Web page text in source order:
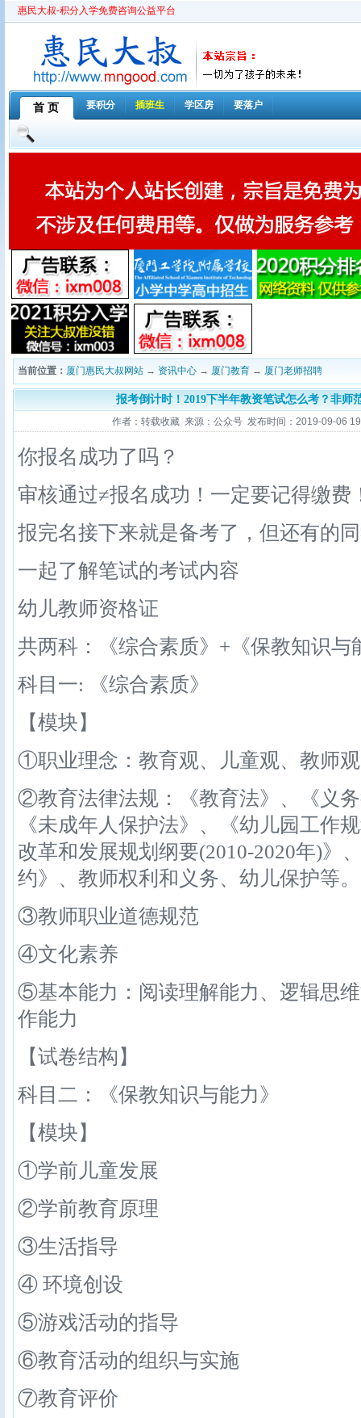
惠民大叔-积分入学免费咨询公益平台
首 页 要积分 插班生 学区房 要落户
当前位置： 厦门惠民大叔网站 → 资讯中心 → 厦门教育 → 厦门老师招聘
报考倒计时！2019下半年教资笔试怎么考？非师
作者：转载收藏 来源：公众号 发布时间：2019-09-06
你报名成功了吗？
审核通过≠报名成功！一定要记得缴费
报完名接下来就是备考了，但还有的
一起了解笔试的考试内容
幼儿教师资格证
共两科：《综合素质》+《保教知识与
科目一: 《综合素质》
【模块】
①职业理念：教育观、儿童观、教师观
②教育法律法规：《教育法》、《义
《未成年人保护法》、《幼儿园工作
改革和发展规划纲要(2010-2020年)》
约》、教师权利和义务、幼儿保护等。
③教师职业道德规范
④文化素养
⑤基本能力：阅读理解能力、逻辑思
作能力
【试卷结构】
科目二：《保教知识与能力》
【模块】
①学前儿童发展
②学前教育原理
③生活指导
④ 环境创设
⑤游戏活动的指导
⑥教育活动的组织与实施
⑦教育评价